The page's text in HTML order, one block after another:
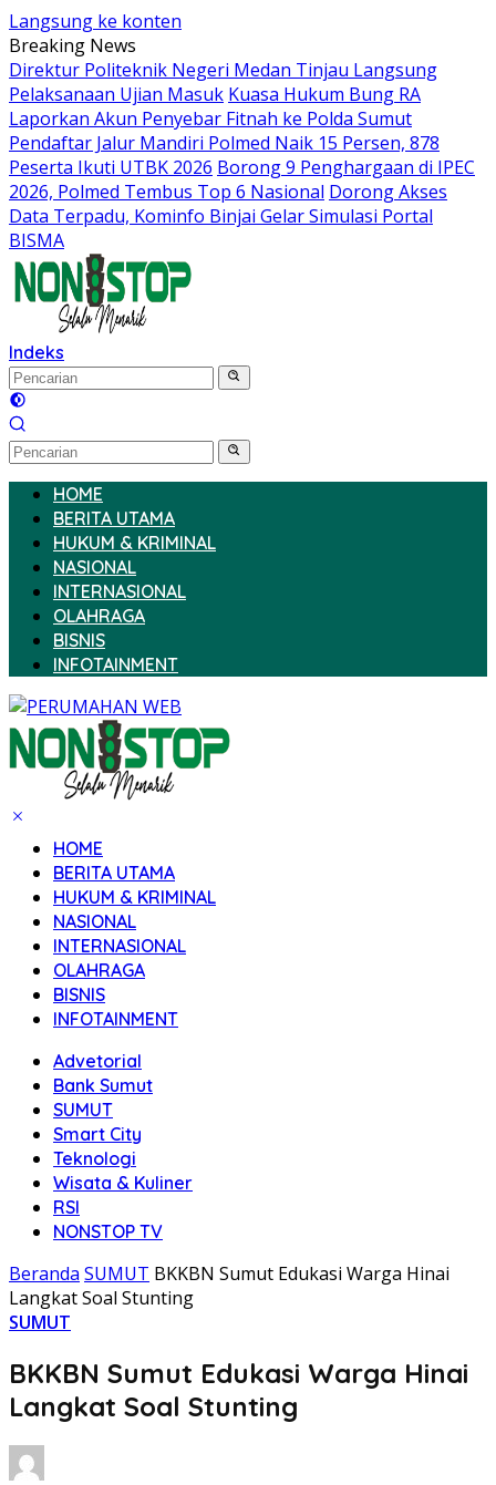
Langsung ke konten
Breaking News
Direktur Politeknik Negeri Medan Tinjau Langsung
Pelaksanaan Ujian Masuk Kuasa Hukum Bung RA
Laporkan Akun Penyebar Fitnah ke Polda Sumut
Pendaftar Jalur Mandiri Polmed Naik 15 Persen, 878
Peserta Ikuti UTBK 2026 Borong 9 Penghargaan di IPEC
2026, Polmed Tembus Top 6 Nasional Dorong Akses
Data Terpadu, Kominfo Binjai Gelar Simulasi Portal
BISMA
Indeks
HOME
BERITA UTAMA
HUKUM & KRIMINAL
NASIONAL
INTERNASIONAL
OLAHRAGA
BISNIS
INFOTAINMENT
HOME
BERITA UTAMA
HUKUM & KRIMINAL
NASIONAL
INTERNASIONAL
OLAHRAGA
BISNIS
INFOTAINMENT
Advetorial
Bank Sumut
SUMUT
Smart City
Teknologi
Wisata & Kuliner
RSI
NONSTOP TV
Beranda SUMUT BKKBN Sumut Edukasi Warga Hinai
Langkat Soal Stunting
SUMUT
BKKBN Sumut Edukasi Warga Hinai
Langkat Soal Stunting